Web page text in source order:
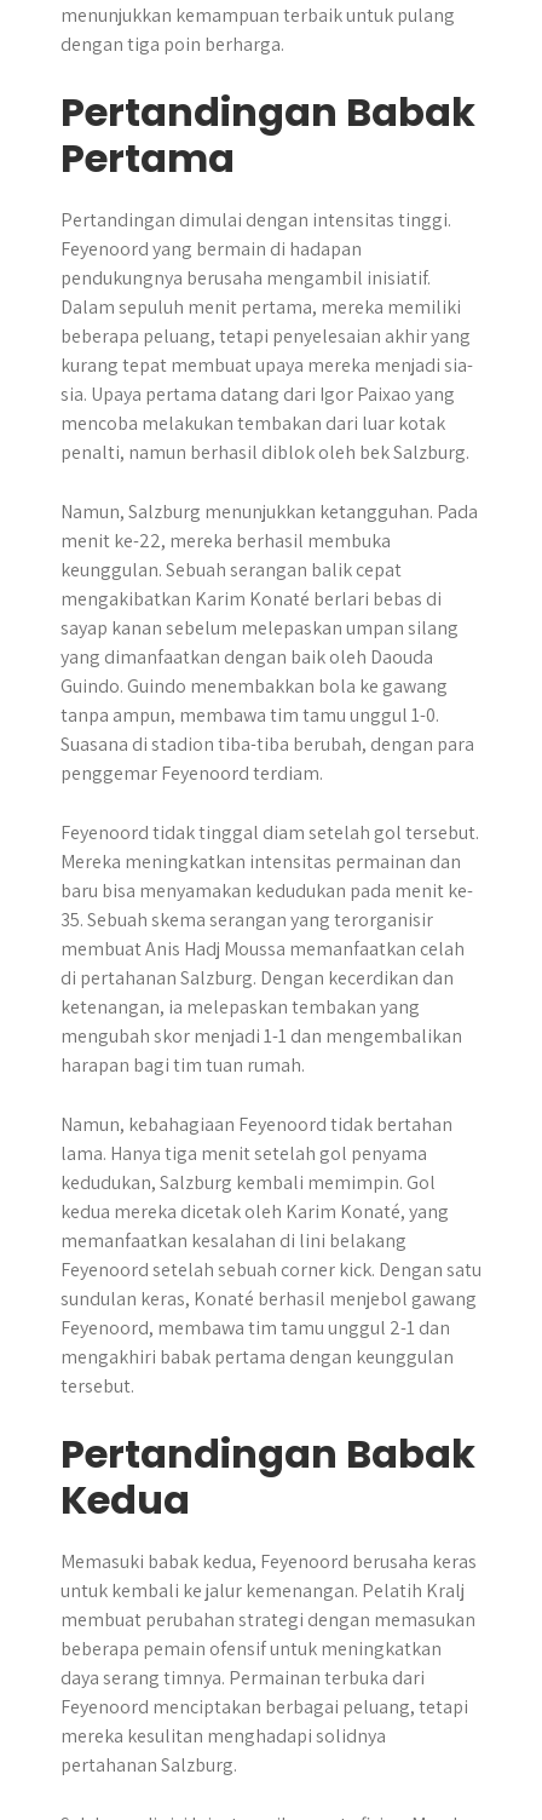
menunjukkan kemampuan terbaik untuk pulang
dengan tiga poin berharga.
Pertandingan Babak
Pertama
Pertandingan dimulai dengan intensitas tinggi.
Feyenoord yang bermain di hadapan
pendukungnya berusaha mengambil inisiatif.
Dalam sepuluh menit pertama, mereka memiliki
beberapa peluang, tetapi penyelesaian akhir yang
kurang tepat membuat upaya mereka menjadi sia-
sia. Upaya pertama datang dari Igor Paixao yang
mencoba melakukan tembakan dari luar kotak
penalti, namun berhasil diblok oleh bek Salzburg.
Namun, Salzburg menunjukkan ketangguhan. Pada
menit ke-22, mereka berhasil membuka
keunggulan. Sebuah serangan balik cepat
mengakibatkan Karim Konaté berlari bebas di
sayap kanan sebelum melepaskan umpan silang
yang dimanfaatkan dengan baik oleh Daouda
Guindo. Guindo menembakkan bola ke gawang
tanpa ampun, membawa tim tamu unggul 1-0.
Suasana di stadion tiba-tiba berubah, dengan para
penggemar Feyenoord terdiam.
Feyenoord tidak tinggal diam setelah gol tersebut.
Mereka meningkatkan intensitas permainan dan
baru bisa menyamakan kedudukan pada menit ke-
35. Sebuah skema serangan yang terorganisir
membuat Anis Hadj Moussa memanfaatkan celah
di pertahanan Salzburg. Dengan kecerdikan dan
ketenangan, ia melepaskan tembakan yang
mengubah skor menjadi 1-1 dan mengembalikan
harapan bagi tim tuan rumah.
Namun, kebahagiaan Feyenoord tidak bertahan
lama. Hanya tiga menit setelah gol penyama
kedudukan, Salzburg kembali memimpin. Gol
kedua mereka dicetak oleh Karim Konaté, yang
memanfaatkan kesalahan di lini belakang
Feyenoord setelah sebuah corner kick. Dengan satu
sundulan keras, Konaté berhasil menjebol gawang
Feyenoord, membawa tim tamu unggul 2-1 dan
mengakhiri babak pertama dengan keunggulan
tersebut.
Pertandingan Babak
Kedua
Memasuki babak kedua, Feyenoord berusaha keras
untuk kembali ke jalur kemenangan. Pelatih Kralj
membuat perubahan strategi dengan memasukan
beberapa pemain ofensif untuk meningkatkan
daya serang timnya. Permainan terbuka dari
Feyenoord menciptakan berbagai peluang, tetapi
mereka kesulitan menghadapi solidnya
pertahanan Salzburg.